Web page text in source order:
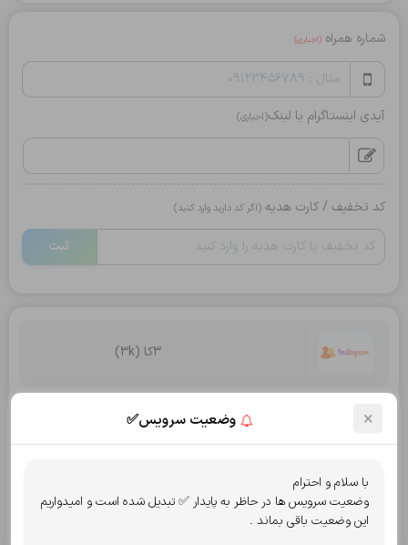
شماره همراه(اجباری)
آیدی اینستاگرام یا لینک(اجباری)
کد تخفیف / کارت هدیه(اگر کد دارید وارد کنید)
ثبت
3کا (3k)
تعداد:
قابل پرداخت: 877,000تومان
× وضعیت سرویس✅
با سلام و احترام
وضعیت سرویس ها در حاظر به پایدار ✅ تبدیل شده است و امیدواریم
این وضعیت باقی بماند .